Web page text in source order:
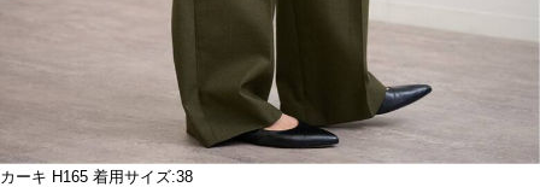
カーキ H165 着用サイズ:38